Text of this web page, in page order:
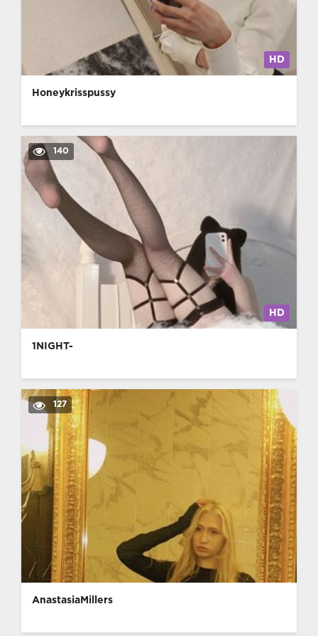
HD
Honeykrisspussy
140
HD
1NIGHT-
127
AnastasiaMillers